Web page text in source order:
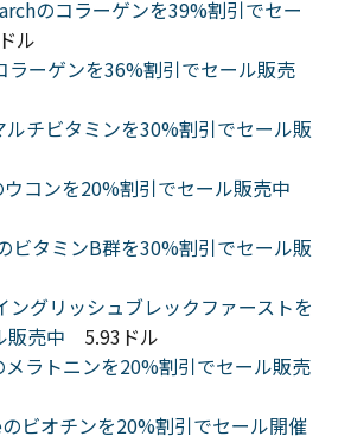
のコラーゲンを39%割引でセー
ル
ラーゲンを36%割引でセール販売
チビタミンを30%割引でセール販
コンを20%割引でセール販売中
ビタミンB群を30%割引でセール販
グリッシュブレックファーストを
販売中 5.93ドル
ラトニンを20%割引でセール販売
ビオチンを20%割引でセール開催